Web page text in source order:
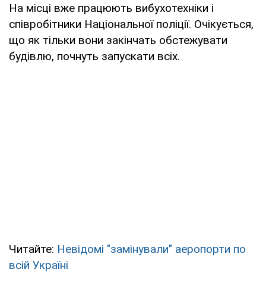
На місці вже працюють вибухотехніки і
співробітники Національної поліції. Очікується,
що як тільки вони закінчать обстежувати
будівлю, почнуть запускати всіх.
Читайте: Невідомі "замінували" аеропорти по
всій Україні